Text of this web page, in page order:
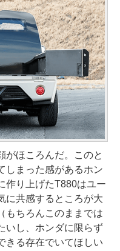
ほころんだ。このと
しまった感があるホン
作り上げたT880はユー
に共感するところが大
もちろんこのままでは
いし、ホンダに限らず
きる存在でいてほしい